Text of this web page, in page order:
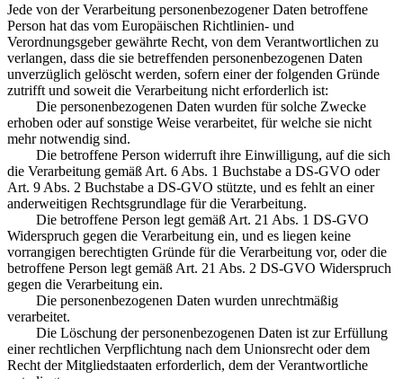
Jede von der Verarbeitung personenbezogener Daten betroffene
Person hat das vom Europäischen Richtlinien- und
Verordnungsgeber gewährte Recht, von dem Verantwortlichen zu
verlangen, dass die sie betreffenden personenbezogenen Daten
unverzüglich gelöscht werden, sofern einer der folgenden Gründe
zutrifft und soweit die Verarbeitung nicht erforderlich ist:
Die personenbezogenen Daten wurden für solche Zwecke
erhoben oder auf sonstige Weise verarbeitet, für welche sie nicht
mehr notwendig sind.
Die betroffene Person widerruft ihre Einwilligung, auf die sich
die Verarbeitung gemäß Art. 6 Abs. 1 Buchstabe a DS-GVO oder
Art. 9 Abs. 2 Buchstabe a DS-GVO stützte, und es fehlt an einer
anderweitigen Rechtsgrundlage für die Verarbeitung.
Die betroffene Person legt gemäß Art. 21 Abs. 1 DS-GVO
Widerspruch gegen die Verarbeitung ein, und es liegen keine
vorrangigen berechtigten Gründe für die Verarbeitung vor, oder die
betroffene Person legt gemäß Art. 21 Abs. 2 DS-GVO Widerspruch
gegen die Verarbeitung ein.
Die personenbezogenen Daten wurden unrechtmäßig
verarbeitet.
Die Löschung der personenbezogenen Daten ist zur Erfüllung
einer rechtlichen Verpflichtung nach dem Unionsrecht oder dem
Recht der Mitgliedstaaten erforderlich, dem der Verantwortliche